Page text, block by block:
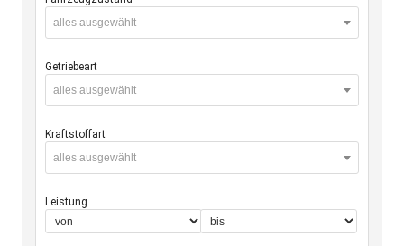
alles ausgewählt
Getriebeart
alles ausgewählt
Kraftstoffart
alles ausgewählt
Leistung